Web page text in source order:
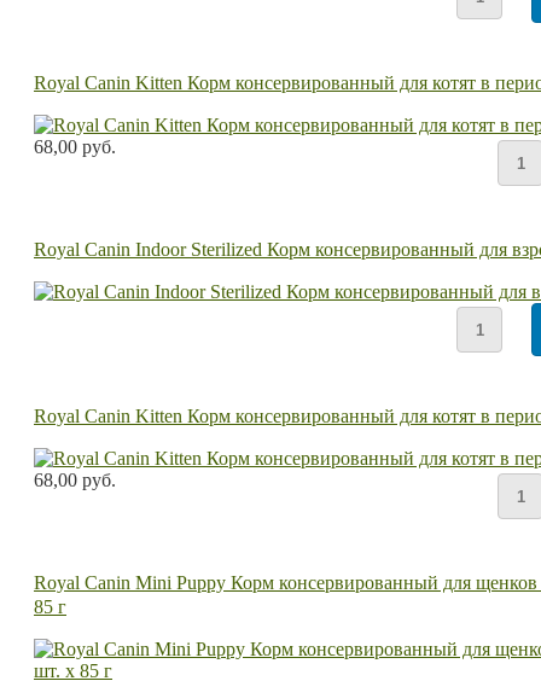
Royal Canin Kitten Корм консервированный для котят в
68,00 руб.
Royal Canin Indoor Sterilized Корм консервированный для
Royal Canin Kitten Корм консервированный для котят в
68,00 руб.
Royal Canin Mini Puppy Корм консервированный для щенков
85 г